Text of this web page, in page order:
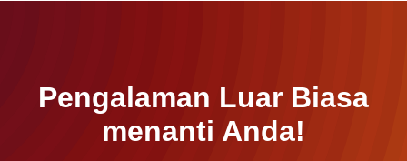
Pengalaman Luar Biasa
menanti Anda!